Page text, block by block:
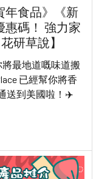
年食品》《新
惠碼！ 強力家
研草說】
將最地道嘅味道搬
已經幫你將香
送到美國啦！✈️